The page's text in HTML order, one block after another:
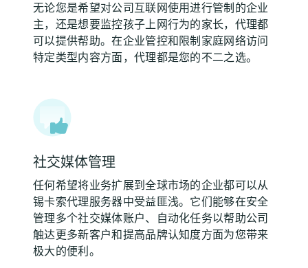
无论您是希望对公司互联网使用进行管制的企业
主，还是想要监控孩子上网行为的家长，代理都
可以提供帮助。在企业管控和限制家庭网络访问
特定类型内容方面，代理都是您的不二之选。
社交媒体管理
任何希望将业务扩展到全球市场的企业都可以从
锡卡索代理服务器中受益匪浅。它们能够在安全
管理多个社交媒体账户、自动化任务以帮助公司
触达更多新客户和提高品牌认知度方面为您带来
极大的便利。